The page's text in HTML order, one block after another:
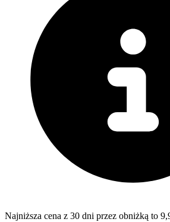
Najniższa cena z 30 dni przez obniżką to